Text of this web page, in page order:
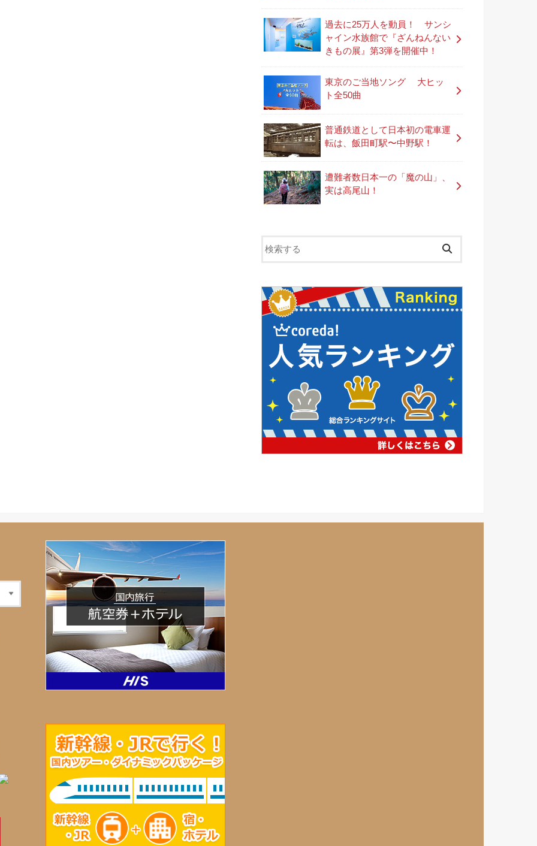
過去に25万人を動員！ サンシ
ャイン水族館で『ざんねんない
きもの展』第3弾を開催中！
東京のご当地ソング 大ヒッ
ト全50曲
普通鉄道として日本初の電車運
転は、飯田町駅〜中野駅！
遭難者数日本一の「魔の山」、
実は高尾山！